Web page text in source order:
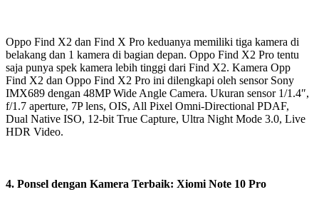
Oppo Find X2 dan Find X Pro keduanya memiliki tiga kamera di
belakang dan 1 kamera di bagian depan. Oppo Find X2 Pro tentu
saja punya spek kamera lebih tinggi dari Find X2. Kamera Opp
Find X2 dan Oppo Find X2 Pro ini dilengkapi oleh sensor Sony
IMX689 dengan 48MP Wide Angle Camera. Ukuran sensor 1/1.4″,
f/1.7 aperture, 7P lens, OIS, All Pixel Omni-Directional PDAF,
Dual Native ISO, 12-bit True Capture, Ultra Night Mode 3.0, Live
HDR Video.
4. Ponsel dengan Kamera Terbaik: Xiomi Note 10 Pro